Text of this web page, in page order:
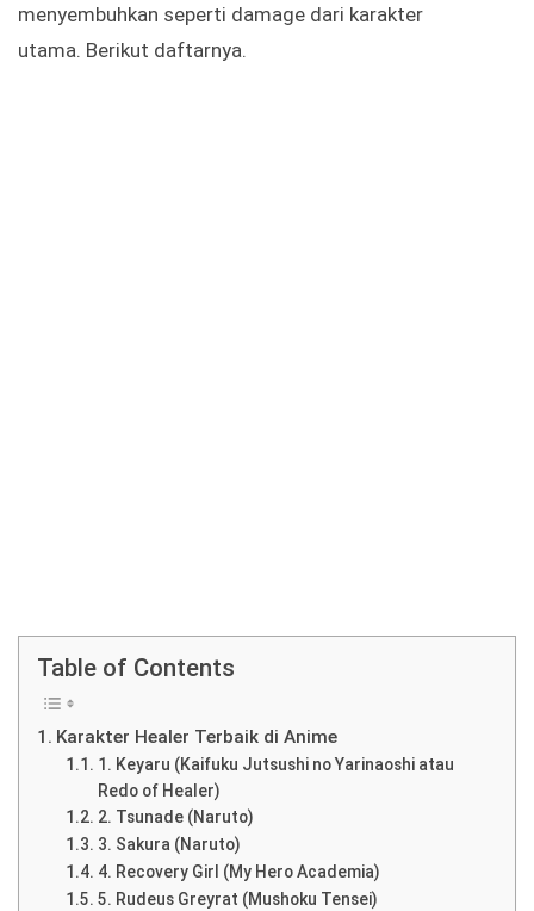
menyembuhkan seperti damage dari karakter
utama. Berikut daftarnya.
Table of Contents
Karakter Healer Terbaik di Anime
1. Keyaru (Kaifuku Jutsushi no Yarinaoshi atau
Redo of Healer)
2. Tsunade (Naruto)
3. Sakura (Naruto)
4. Recovery Girl (My Hero Academia)
5. Rudeus Greyrat (Mushoku Tensei)